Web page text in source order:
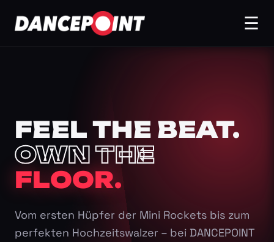
☰
FEEL THE BEAT.
OWN THE
FLOOR.
Vom ersten Hüpfer der Mini Rockets bis zum
perfekten Hochzeitswalzer – bei DANCEPOINT